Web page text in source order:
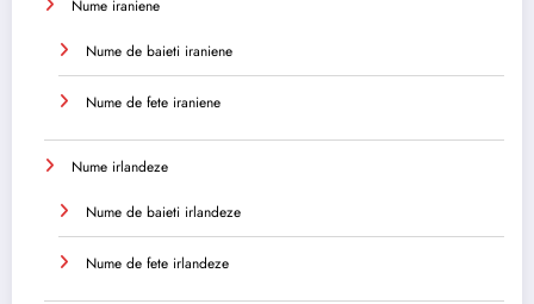
Nume iraniene
Nume de baieti iraniene
Nume de fete iraniene
Nume irlandeze
Nume de baieti irlandeze
Nume de fete irlandeze